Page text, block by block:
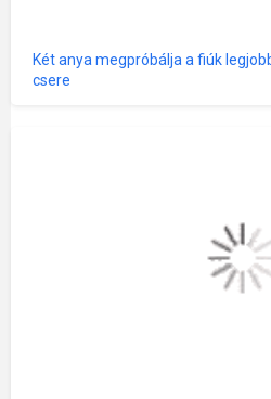
Két anya megpróbálja a fiúk
csere